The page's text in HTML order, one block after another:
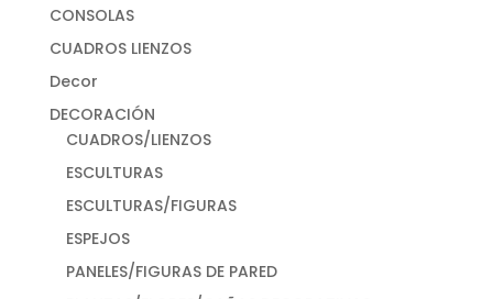
CONSOLAS
CUADROS LIENZOS
Decor
DECORACIÓN
CUADROS/LIENZOS
ESCULTURAS
ESCULTURAS/FIGURAS
ESPEJOS
PANELES/FIGURAS DE PARED